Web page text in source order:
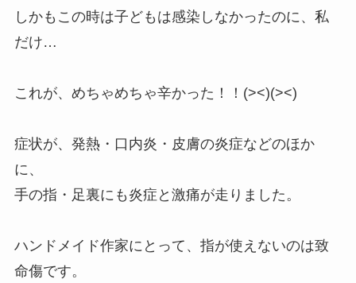
しかもこの時は子どもは感染しなかったのに、私
だけ…
これが、めちゃめちゃ辛かった！！(><)(><)
症状が、発熱・口内炎・皮膚の炎症などのほか
に、
手の指・足裏にも炎症と激痛が走りました。
ハンドメイド作家にとって、指が使えないのは致
命傷です。